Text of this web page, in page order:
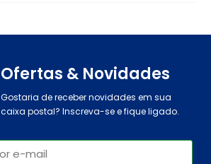
Ofertas & Novidades
Gostaria de receber novidades em sua
caixa postal? Inscreva-se e fique ligado.